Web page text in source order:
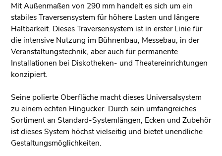
Mit Außenmaßen von 290 mm handelt es sich um ein
stabiles Traversensystem für höhere Lasten und längere
Haltbarkeit. Dieses Traversensystem ist in erster Linie für
die intensive Nutzung im Bühnenbau, Messebau, in der
Veranstaltungstechnik, aber auch für permanente
Installationen bei Diskotheken- und Theatereinrichtungen
konzipiert.
Seine polierte Oberfläche macht dieses Universalsystem
zu einem echten Hingucker. Durch sein umfangreiches
Sortiment an Standard-Systemlängen, Ecken und Zubehör
ist dieses System höchst vielseitig und bietet unendliche
Gestaltungsmöglichkeiten.